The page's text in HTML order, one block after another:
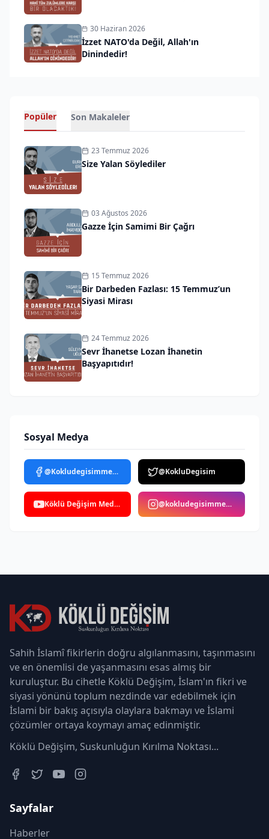
30 Haziran 2026
İzzet NATO'da Değil, Allah'ın
Dinindedir!
Popüler Son Makaleler
23 Temmuz 2026
Size Yalan Söylediler
03 Ağustos 2026
Gazze İçin Samimi Bir Çağrı
15 Temmuz 2026
Bir Darbeden Fazlası: 15 Temmuz’un
Siyasi Mirası
24 Temmuz 2026
Sevr İhanetse Lozan İhanetin
Başyapıtıdır!
Sosyal Medya
@Kokludegisimmedya @KokluDegisim
Köklü Değişim Medya @kokludegisimmedya
Sahih İslamî fikirlerin doğru algılanmasını, taşınmasını
ve en önemlisi de yaşanmasını esas almış bir
kuruluştur. Bu cihetle Köklü Değişim, İslam'ın fikri ve
siyasi yönünü toplum nezdinde var edebilmek için
İslami bir bakış açısıyla olaylara bakmayı ve İslami
çözümler ortaya koymayı amaç edinmiştir.
Köklü Değişim, Suskunluğun Kırılma Noktası...
Sayfalar
Haberler